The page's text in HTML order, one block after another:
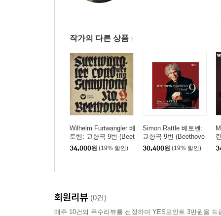
작가의 다른 상품
Wilhelm Furtwangler 베
토벤: 교향곡 9번 (Beet
hoven: Symphony No.
9) [UHQCD]
34,000원 (19% 할인)
Simon Rattle 베토벤:
교향곡 9번 (Beethove
n: Symphony No. 9) [H
QCD]
30,400원 (19% 할인)
회원리뷰 (0건)
매주 10건의 우수리뷰를 선정하여 YES포인트 3만원을 드